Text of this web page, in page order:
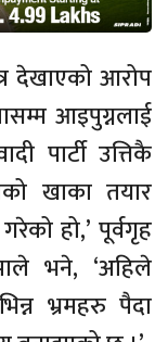
देखाएको आरोप
आइपुग्नलाई
पार्टी उत्तिकै
खाका तयार
हो,’ पूर्वगृह
भने, ‘अहिले
भ्रमहरु पैदा